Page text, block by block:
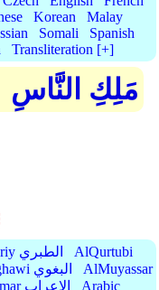
Korean
Malay
Somali
Spanish
Transliteration [+]
مَلِكِ النَّاسِ
AtTabariy الطبري
AlQurtubi
AlBaghawi البغوي
AlMuyassar
Grammar الإعراب
Arabic